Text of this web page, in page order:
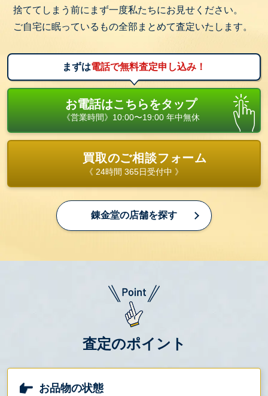
捨ててしまう前にまず一度私たちにお見せください。
ご自宅に眠っているもの全部まとめて査定いたします。
まずは電話で無料査定申し込み！
お電話はこちらをタップ
《営業時間》10:00〜19:00 年中無休
買取のご相談フォーム
《 24時間 365日受付中 》
錬金堂の店舗を探す
査定のポイント
お品物の状態